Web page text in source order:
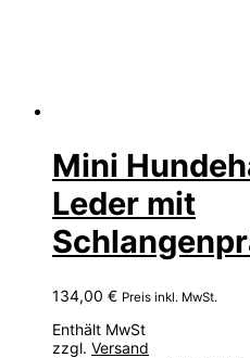
Mini
Leder mit
134,00 € Preis inkl. MwSt.
Enthält MwSt
zzgl. Versand